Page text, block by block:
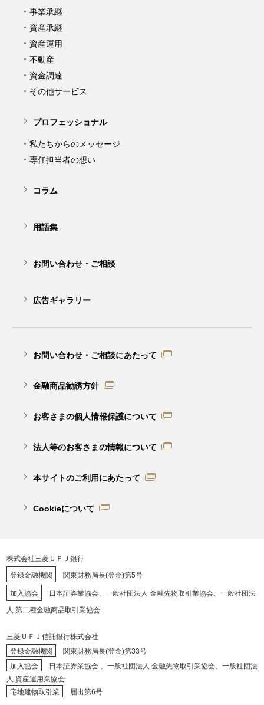
事業承継
資産承継
資産運用
不動産
資金調達
その他サービス
プロフェッショナル
私たちからのメッセージ
専任担当者の想い
コラム
用語集
お問い合わせ・ご相談
広告ギャラリー
お問い合わせ・ご相談にあたって
金融商品勧誘方針
お客さまの個人情報保護について
法人等のお客さまの情報について
本サイトのご利用にあたって
Cookieについて
株式会社三菱ＵＦＪ銀行
登録金融機関
関東財務局長(登金)第5号
加入協会
日本証券業協会、一般社団法人 金融先物取引業協会、一般社団法
人 第二種金融商品取引業協会
三菱ＵＦＪ信託銀行株式会社
登録金融機関
関東財務局長(登金)第33号
加入協会
日本証券業協会 、一般社団法人 金融先物取引業協会、一般社団法
人 資産運用業協会
宅地建物取引業
届出第6号